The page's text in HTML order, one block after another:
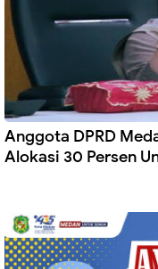
Anggota DPRD
Alokasi 30 Persen